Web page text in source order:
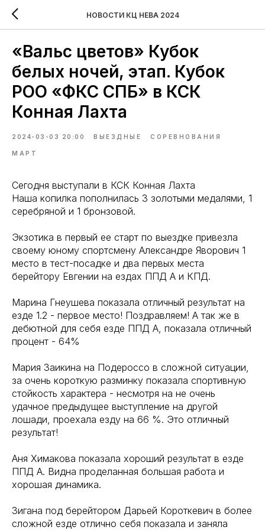
НОВОСТИ КЦ НЕВА 2024
«Вальс цветов» Кубок
белых ночей, этап. Кубок
РОО «ФКС СПБ» в КСК
Конная Лахта
2024-03-03 20:00 ВЫЕЗДНЫЕ СОРЕВНОВАНИЯ
МАРТ
Сегодня выступали в КСК Конная Лахта
Наша копилка пополнилась 3 золотыми медалями, 1
серебряной и 1 бронзовой.
Экзотика в первый ее старт по выездке привезла
своему юному спортсмену Александре Яворович 1
место в тест-посадке и два первых места
берейтору Евгении на ездах ППД А и КПД.
Марина Гнеушева показала отличный результат на
езде 1.2 - первое место! Поздравляем! А так же в
дебютной для себя езде ППД А, показала отличный
процент - 64%
Мария Заикина на Подероссо в сложной ситуации,
за очень короткую разминку показала спортивную
стойкость характера - несмотря на не очень
удачное предыдущее выступление на другой
лошади, проехала езду на 66 %. Это отличный
результат!
Аня Химакова показала хороший результат в езде
ППД А. Видна проделанная большая работа и
хорошая динамика.
Зигана под берейтором Дарьей Короткевич в более
сложной езде отлично себя показала и заняла